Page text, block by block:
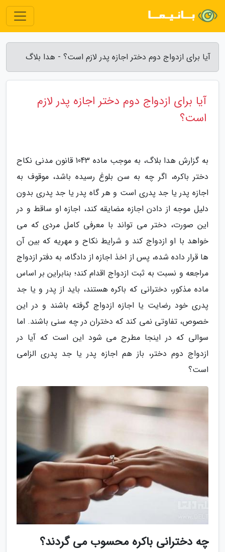
آیا برای ازدواج دوم دختر اجازه پدر لازم است؟ - هدا بلاگ
آیا برای ازدواج دوم دختر اجازه پدر لازم
است؟
به گزارش هدا بلاگ، به موجب ماده 1043 قانون مدنی نکاح
دختر باکره، اگر چه به سن بلوغ رسیده باشد، موقوف به
اجازه پدر یا جد پدری است و هر گاه پدر یا جد پدری بدون
دلیل موجه از دادن اجازه مضایقه کند، اجازه او ساقط و در
این صورت، دختر می تواند با معرفی کامل مردی که می
خواهد با او ازدواج کند و شرایط نکاح و مهریه که بین آن
ها قرار داده شده، پس از اخذ اجازه از دادگاه، به دفتر ازدواج
مراجعه و نسبت به ثبت ازدواج اقدام کند؛ بنابراین بر اساس
ماده مذکور، دخترانی که باکره هستند، باید از پدر و یا جد
پدری خود رضایت یا اجازه ازدواج گرفته باشند و در این
خصوص، تفاوتی نمی کند که دختران در چه سنی باشند. اما
سوالی که در اینجا مطرح می شود این است که آیا در
ازدواج دوم دختر، باز هم اجازه پدر یا جد پدری الزامی
است؟
چه دخترانی باکره محسوب می گردند؟